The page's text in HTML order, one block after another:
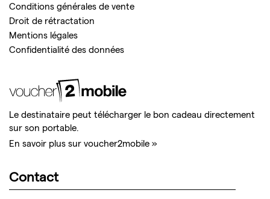
Conditions générales de vente
Droit de rétractation
Mentions légales
Confidentialité des données
Le destinataire peut télécharger le bon cadeau directement
sur son portable.
En savoir plus sur voucher2mobile »
Contact